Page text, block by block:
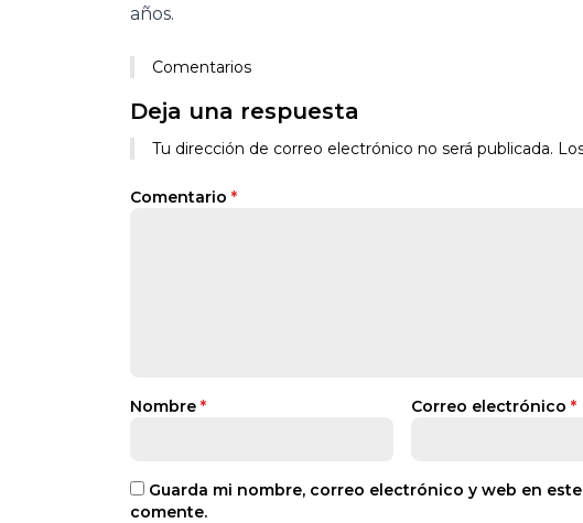
años.
Comentarios
Deja una respuesta
Tu dirección de correo electrónico no será publicada.
Comentario *
Nombre * Correo electrónico *
Guarda mi nombre, correo electrónico y web en
comente.